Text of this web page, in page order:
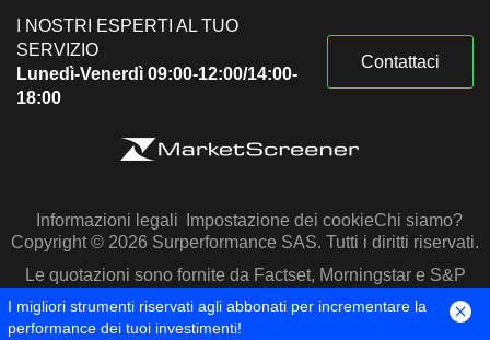
I NOSTRI ESPERTI AL TUO
SERVIZIO
Lunedì-Venerdì 09:00-12:00/14:00-
18:00
Contattaci
Informazioni legali Impostazione dei cookieChi siamo?
Copyright © 2026 Surperformance SAS. Tutti i diritti riservati.
Le quotazioni sono fornite da Factset, Morningstar e S&P
Capital IQ
I migliori strumenti riservati agli abbonati per incrementare la
performance dei tuoi investimenti!